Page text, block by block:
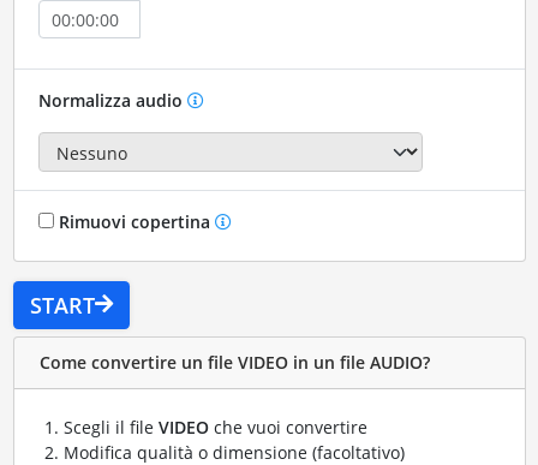
Normalizza audio
Rimuovi copertina
START
Come convertire un file VIDEO in un file AUDIO?
Scegli il file VIDEOche vuoi convertire
Modifica qualità o dimensione (facoltativo)